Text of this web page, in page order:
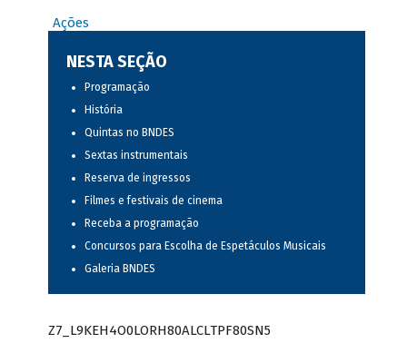
Ações
NESTA SEÇÃO
Programação
História
Quintas no BNDES
Sextas instrumentais
Reserva de ingressos
Filmes e festivais de cinema
Receba a programação
Concursos para Escolha de Espetáculos Musicais
Galeria BNDES
Z7_L9KEH4O0LORH80ALCLTPF80SN5